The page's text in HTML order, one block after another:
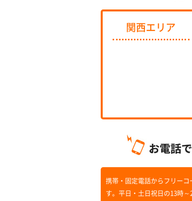
関西エリア
携帯・固定電話からフリーコ
す。平日・土日祝日の13時～